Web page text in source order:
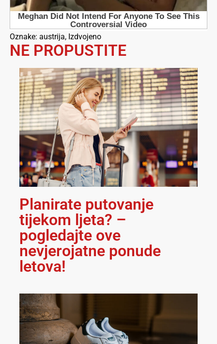
Oznake: austrija, Izdvojeno
NE PROPUSTITE
Planirate putovanje
tijekom ljeta? –
pogledajte ove
nevjerojatne ponude
letova!